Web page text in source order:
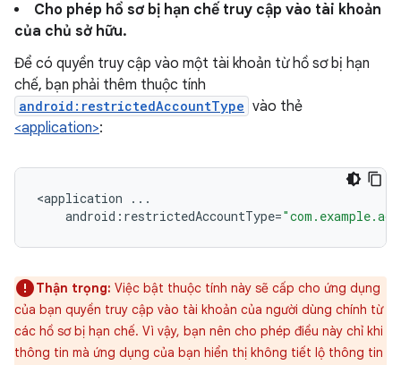
Cho phép hồ sơ bị hạn chế truy cập vào tài khoản
của chủ sở hữu.
Để có quyền truy cập vào một tài khoản từ hồ sơ bị hạn
chế, bạn phải thêm thuộc tính
android:restrictedAccountType vào thẻ
<application>:
<application
...
android : restrictedAccountType=
Thận trọng: Việc bật thuộc tính này sẽ cấp cho ứng dụng
của bạn quyền truy cập vào tài khoản của người dùng chính từ
các hồ sơ bị hạn chế. Vì vậy, bạn nên cho phép điều này chỉ khi
thông tin mà ứng dụng của bạn hiển thị không tiết lộ thông tin